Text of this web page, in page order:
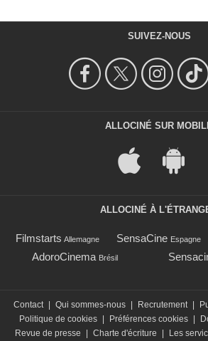
SUIVEZ-NOUS
ALLOCINÉ SUR
ALLOCINÉ À
Filmstarts Allemagne SensaCine Espagne
AdoroCinema Brésil
Contact | Qui sommes-nous | Recrutement |
Politique de cookies | Préférences cookies |
Revue de presse
| Charte d'écriture | Les